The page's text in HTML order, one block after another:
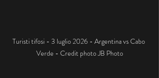
Turisti tifosi - 3 luglio 2026 - Argentina vs Cabo
Verde - Credit photo JB Photo